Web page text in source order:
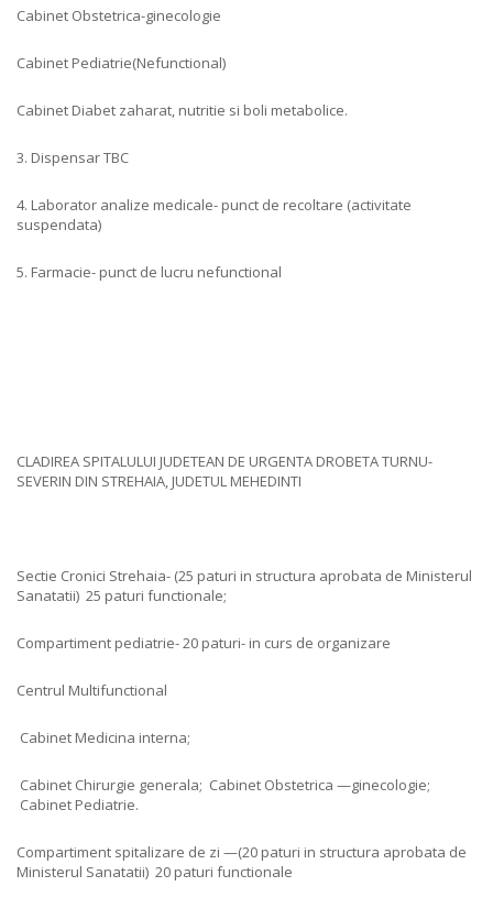
Cabinet Obstetrica-ginecologie
Cabinet Pediatrie(Nefunctional)
Cabinet Diabet zaharat, nutritie si boli metabolice.
3. Dispensar TBC
4. Laborator analize medicale- punct de recoltare (activitate
suspendata)
5. Farmacie- punct de lucru nefunctional
CLADIREA SPITALULUI JUDETEAN DE URGENTA DROBETA TURNU-
SEVERIN DIN STREHAIA, JUDETUL MEHEDINTI
Sectie Cronici Strehaia- (25 paturi in structura aprobata de Ministerul
Sanatatii) 25 paturi functionale;
Compartiment pediatrie- 20 paturi- in curs de organizare
Centrul Multifunctional
Cabinet Medicina interna;
Cabinet Chirurgie generala; Cabinet Obstetrica —ginecologie;
Cabinet Pediatrie.
Compartiment spitalizare de zi —(20 paturi in structura aprobata de
Ministerul Sanatatii) 20 paturi functionale